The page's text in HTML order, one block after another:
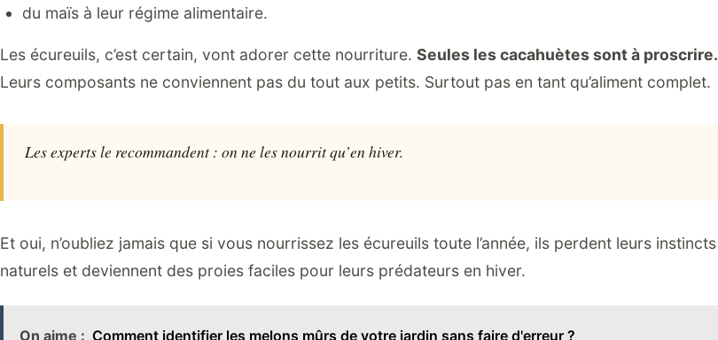
du maïs à leur régime alimentaire.
Les écureuils, c’est certain, vont adorer cette nourriture. Seules les cacahuètes sont à proscrire.
Leurs composants ne conviennent pas du tout aux petits. Surtout pas en tant qu’aliment complet.
Les experts le recommandent : on ne les nourrit qu’en hiver.
Et oui, n’oubliez jamais que si vous nourrissez les écureuils toute l’année, ils perdent leurs instincts
naturels et deviennent des proies faciles pour leurs prédateurs en hiver.
On aime : Comment identifier les melons mûrs de votre jardin sans faire d'erreur ?